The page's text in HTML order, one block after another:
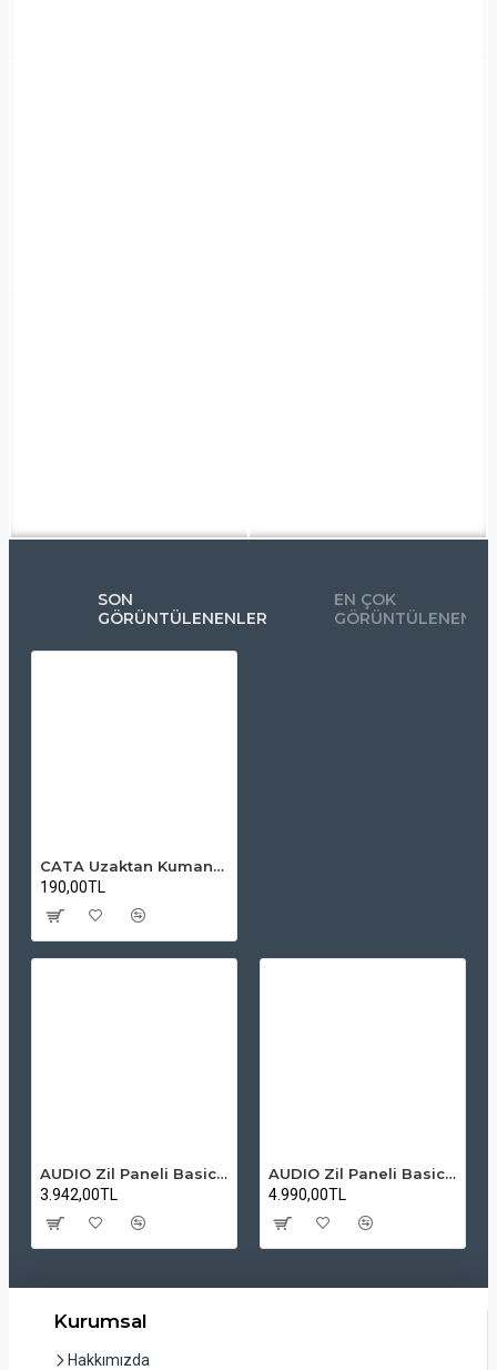
SON
GÖRÜNTÜLENENLER
EN ÇOK
CATA Uzaktan Kumandalı Zil – Kahve Rengi, Kablosuz Kolay Kullanım
190,00TL
AUDIO Zil Paneli Basic Hpli Çift Buton 14'lü Sesli Apartman Diafon Kapı Paneli
3.942,00TL
AUDIO Zil Paneli Basic Hpli Çift Buton 20'li Sesli Apartman Diafon Kapı Paneli
4.990,00TL
Kurumsal
Hakkımızda